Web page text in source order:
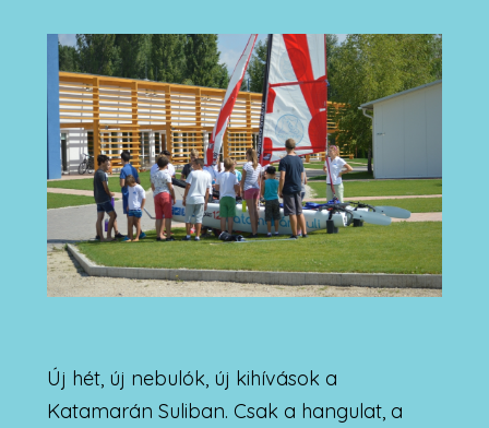
Új hét, új nebulók, új kihívások a
Katamarán Suliban. Csak a hangulat, a